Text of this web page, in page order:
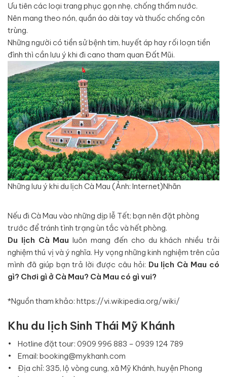
Ưu tiên các loại trang phục gọn nhẹ, chống thấm nước.
Nên mang theo nón, quần áo dài tay và thuốc chống côn
trùng.
Những người có tiền sử bệnh tim, huyết áp hay rối loạn tiền
đình thì cần lưu ý khi đi cano tham quan Đất Mũi.
Những lưu ý khi du lịch Cà Mau (Ảnh: Internet)Nhãn
Nếu đi Cà Mau vào những dịp lễ Tết; bạn nên đặt phòng
trước để tránh tình trạng ùn tắc và hết phòng.
Du lịch Cà Mau luôn mang đến cho du khách nhiều trải
nghiệm thú vị và ý nghĩa. Hy vọng những kinh nghiệm trên của
mình đã giúp bạn trả lời được câu hỏi: Du lịch Cà Mau có
gì? Chơi gì ở Cà Mau? Cà Mau có gì vui?
*Nguồn tham khảo: https://vi.wikipedia.org/wiki/
Khu du lịch Sinh Thái Mỹ Khánh
• Hotline đặt tour: 0909 996 883 – 0939 124 789
• Email: booking@mykhanh.com
• Địa chỉ: 335, lộ vòng cung, xã Mỹ Khánh, huyện Phong